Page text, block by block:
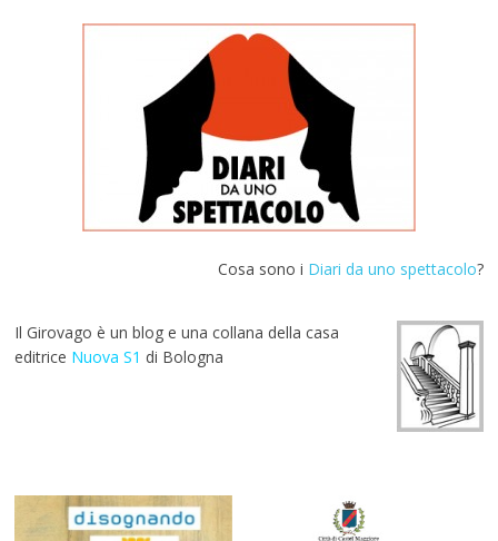
Cosa sono i Diari da uno spettacolo?
Il Girovago è un blog e una collana della casa
editrice Nuova S1 di Bologna